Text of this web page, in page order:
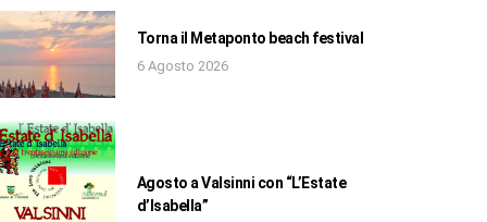
Torna il Metaponto beach festival
6 Agosto 2026
Agosto a Valsinni con “L’Estate
d’Isabella”